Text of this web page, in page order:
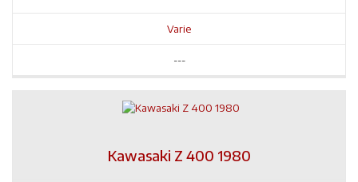
Varie
---
Kawasaki Z 400 1980